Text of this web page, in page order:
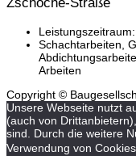
Schachtarbeiten,
Arbeiten
Copyright ©
Unsere Webseite nutzt
(auch von
sind. Durch die weitere
Verwendung von